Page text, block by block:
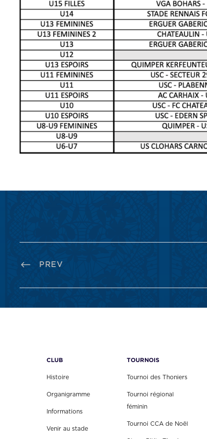
PREV
CLUB
Histoire
Organigramme
Informations
Venir au stade
TOURNOIS
Tournoi des Thoniers
Tournoi régional
féminin
Tournoi CCA de Noël